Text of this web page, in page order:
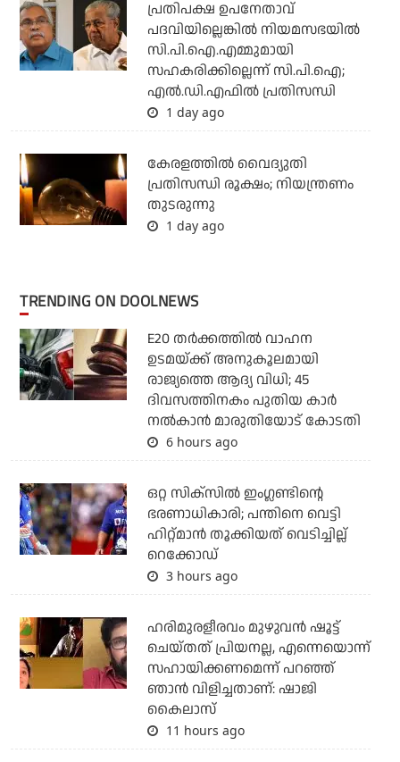
പ്രതിപക്ഷ ഉപനേതാവ്
പദവിയില്ലെങ്കില്‍ നിയമസഭയില്‍
സി.പി.ഐ.എമ്മുമായി
സഹകരിക്കില്ലെന്ന് സി.പി.ഐ;
എല്‍.ഡി.എഫില്‍ പ്രതിസന്ധി
1 day ago
കേരളത്തില്‍ വൈദ്യുതി
പ്രതിസന്ധി രൂക്ഷം; നിയന്ത്രണം
തുടരുന്നു
1 day ago
TRENDING ON DOOLNEWS
E20 തര്‍ക്കത്തില്‍ വാഹന
ഉടമയ്ക്ക് അനുകൂലമായി
രാജ്യത്തെ ആദ്യ വിധി; 45
ദിവസത്തിനകം പുതിയ കാര്‍
നല്‍കാന്‍ മാരുതിയോട് കോടതി
6 hours ago
ഒറ്റ സിക്‌സില്‍ ഇംഗ്ലണ്ടിന്റെ
ഭരണാധികാരി; പന്തിനെ വെട്ടി
ഹിറ്റ്മാന്‍ തൂക്കിയത് വെടിച്ചില്ല്
റെക്കോഡ്
3 hours ago
ഹരിമുരളീരവം മുഴുവന്‍ ഷൂട്ട്
ചെയ്തത് പ്രിയനല്ല, എന്നെയൊന്ന്
സഹായിക്കണമെന്ന് പറഞ്ഞ്
ഞാന്‍ വിളിച്ചതാണ്: ഷാജി
കൈലാസ്
11 hours ago